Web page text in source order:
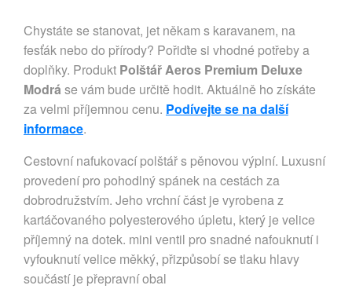
Chystáte se stanovat, jet někam s karavanem, na
fesťák nebo do přírody? Pořiďte si vhodné potřeby a
doplňky. Produkt Polštář Aeros Premium Deluxe
Modrá se vám bude určitě hodit. Aktuálně ho získáte
za velmi příjemnou cenu. Podívejte se na další
informace.
Cestovní nafukovací polštář s pěnovou výplní. Luxusní
provedení pro pohodlný spánek na cestách za
dobrodružstvím. Jeho vrchní část je vyrobena z
kartáčovaného polyesterového úpletu, který je velice
příjemný na dotek. mini ventil pro snadné nafouknutí i
vyfouknutí velice měkký, přizpůsobí se tlaku hlavy
součástí je přepravní obal